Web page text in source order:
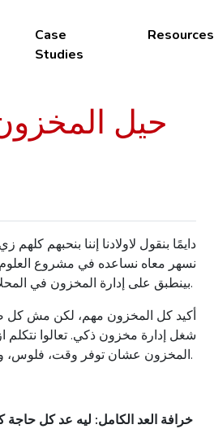
Case
Studies
Resources
حيل
دايمًا بنقول لاولادنا إننا بنحبهم كلهم
نسهر معاه نساعده في مشروع العلوم
بينطبق على إدارة المخزون في
.
أكيد كل المخزون مهم، لكن مش كل
شغل إدارة مخزون ذكي.تعالوا نتكلم
المخزون عشان توفر وقت، فلوس، .
خرافة العد الكامل: ليه عد كل حاجة